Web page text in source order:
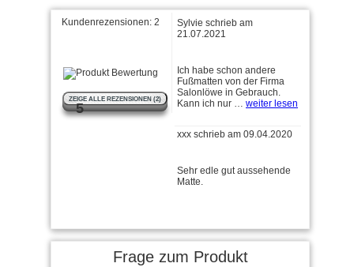
Kundenrezensionen: 2
5
ZEIGE ALLE REZENSIONEN (2)
Sylvie schrieb am
21.07.2021
Ich habe schon andere
Fußmatten von der Firma
Salonlöwe in Gebrauch.
Kann ich nur … weiter lesen
xxx schrieb am 09.04.2020
Sehr edle gut aussehende
Matte.
Frage zum Produkt